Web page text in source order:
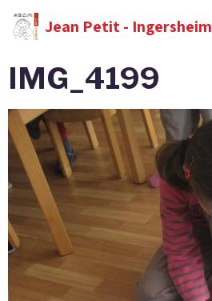
Jean Petit - Ingersheim
IMG_4199